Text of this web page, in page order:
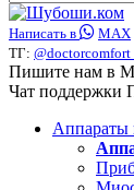
Написать в
MAX
ТГ:
Пишите нам в
Чат поддержки
Аппараты